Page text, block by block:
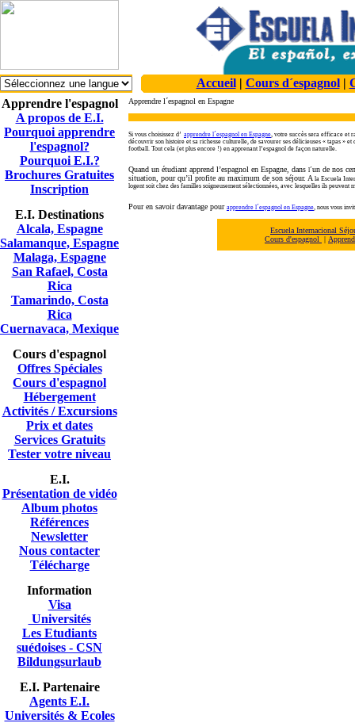
Accueil| Cours d´espagnol|
Apprendre l'espagnol
A propos de E.I.
Pourquoi apprendre
l'espagnol?
Pourquoi E.I.?
Brochures Gratuites
Inscription
E.I. Destinations
Alcala, Espagne
Salamanque, Espagne
Malaga, Espagne
San Rafael, Costa
Rica
Tamarindo, Costa
Rica
Cuernavaca, Mexique
Cours d'espagnol
Offres Spéciales
Cours d'espagnol
Hébergement
Activités / Excursions
Prix et dates
Services Gratuits
Tester votre niveau
E.I.
Présentation de vidéo
Album photos
Références
Newsletter
Nous contacter
Télécharge
Information
Visa
Universités
Les Etudiants
suédoises - CSN
Bildungsurlaub
E.I. Partenaire
Agents E.I.
Universités & Ecoles
Apprendre l´espagnol en Espagne
Si vous choisissez d’ apprendre l´espagnol en Espagne, votre succès sera efficace et
découvrir son histoire et sa richesse culturelle, de savourer ses délicieuses « tapas »
football. Tout cela (et plus encore !) en apprenant l’espagnol de façon naturelle.
Quand un étudiant apprend l’espagnol en Espagne, dans l´un de nos
situation, pour qu’il profite au maximum de son séjour. A la Escuela
logent soit chez des familles soigneusement sélectionnées, avec lesquelles ils
Pour en savoir davantage pour apprendre l´espagnol en Espagne, nous vous
Escuela Internacional
Cours d'espagnol
|